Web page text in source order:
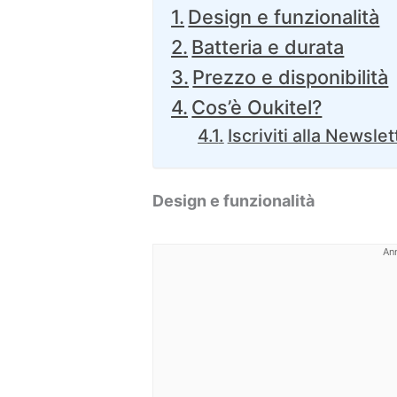
Design e funzionalità
Batteria e durata
Prezzo e disponibilità
Cos’è Oukitel?
Iscriviti alla
Design e funzionalità